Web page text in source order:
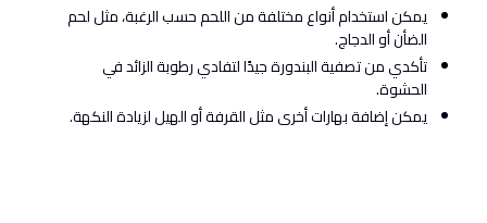
يمكن استخدام أنواع مختلفة من اللحم حسب الرغبة، مثل لحم
الضأن أو الدجاج.
تأكدي من تصفية البندورة جيدًا لتفادي رطوبة الزائد في
الحشوة.
يمكن إضافة بهارات أخرى مثل القرفة أو الهيل لزيادة النكهة.